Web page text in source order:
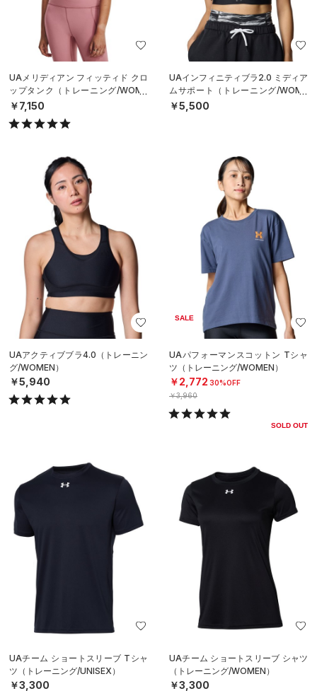
UAメリディアン フィッティド クロ
ップタンク（トレーニング/WOME
N）
￥7,150
UAインフィニティブラ2.0 ミディア
ムサポート（トレーニング/WOME
N）
￥5,500
UAアクティブブラ4.0（トレーニン
グ/WOMEN）
￥5,940
SALE
UAパフォーマンスコットン Tシャ
ツ（トレーニング/WOMEN）
￥2,772 30%OFF
￥3,960
SOLD OUT
UAチーム ショートスリーブ Tシャ
ツ（トレーニング/UNISEX）
￥3,300
UAチーム ショートスリーブ シャツ
（トレーニング/WOMEN）
￥3,300